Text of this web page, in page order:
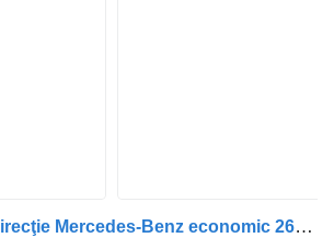
Întinzător servodirecţie Mercedes-Benz economic 2628 (01.98-) 9574660092 pentru cap tractor Mercedes-Benz Econic (1998-2014)